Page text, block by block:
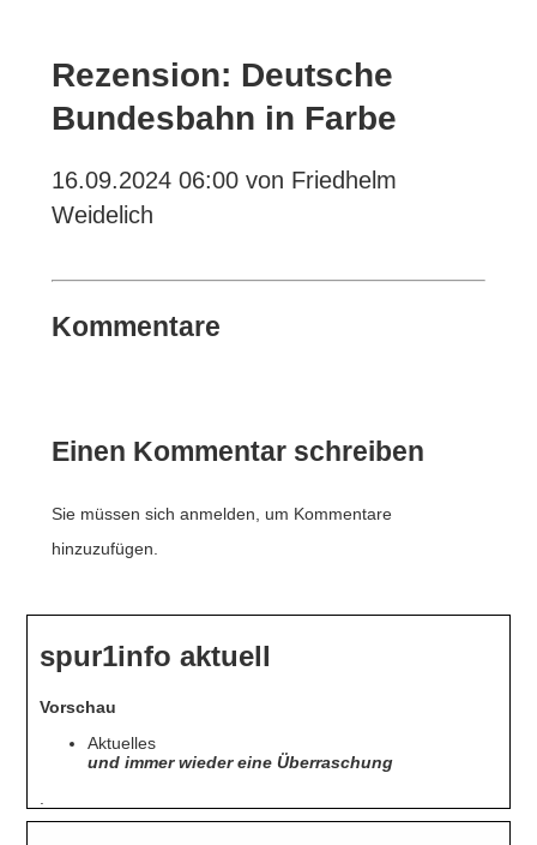
Rezension: Deutsche
Bundesbahn in Farbe
16.09.2024 06:00von Friedhelm
Weidelich
Kommentare
Einen Kommentar schreiben
Sie müssen sich anmelden, um Kommentare
hinzuzufügen.
spur1info aktuell
Vorschau
Aktuelles
und immer wieder eine Überraschung